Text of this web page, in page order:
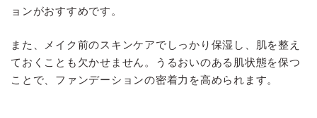
ョンがおすすめです。
また、メイク前のスキンケアでしっかり保湿し、肌を整え
ておくことも欠かせません。うるおいのある肌状態を保つ
ことで、ファンデーションの密着力を高められます。